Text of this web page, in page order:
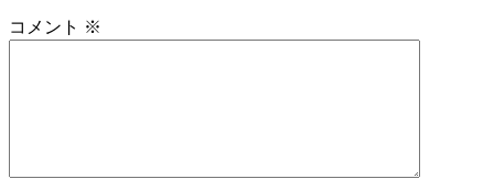
コメント ※